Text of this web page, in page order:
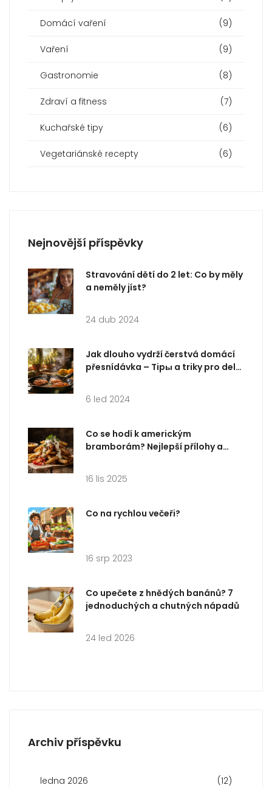
Domácí vaření (9)
Vaření (9)
Gastronomie (8)
Zdraví a fitness (7)
Kuchařské tipy (6)
Vegetariánské recepty (6)
Nejnovější příspěvky
Stravování dětí do 2 let: Co by měly
a neměly jíst?
24 dub 2024
Jak dlouho vydrží čerstvá domácí
přesnídávka – Tipы a triky pro delší
6 led 2024
Co se hodí k americkým
bramborám? Nejlepší přílohy a
fry
16 lis 2025
Co na rychlou večeři?
16 srp 2023
Co upečete z hnědých banánů? 7
jednoduchých a chutných nápadů
24 led 2026
Archiv příspěvku
ledna 2026 (12)